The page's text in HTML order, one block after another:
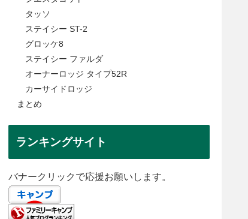
タッソ
ステイシー ST-2
グロッケ8
ステイシー ファルダ
オーナーロッジ タイプ52R
カーサイドロッジ
まとめ
ランキングサイト
バナークリックで応援お願いします。